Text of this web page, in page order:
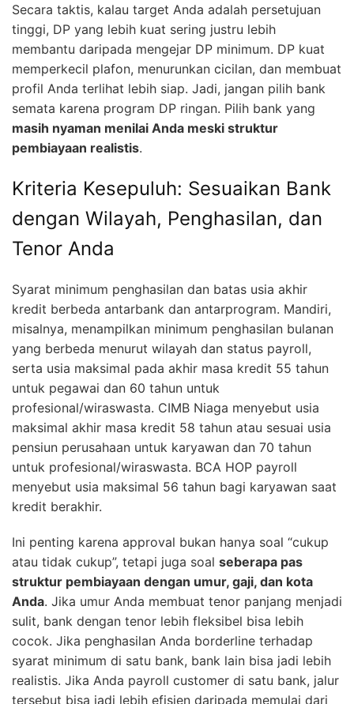
Secara taktis, kalau target Anda adalah persetujuan
tinggi, DP yang lebih kuat sering justru lebih
membantu daripada mengejar DP minimum. DP kuat
memperkecil plafon, menurunkan cicilan, dan membuat
profil Anda terlihat lebih siap. Jadi, jangan pilih bank
semata karena program DP ringan. Pilih bank yang
masih nyaman menilai Anda meski struktur
pembiayaan realistis.
Kriteria Kesepuluh: Sesuaikan Bank
dengan Wilayah, Penghasilan, dan
Tenor Anda
Syarat minimum penghasilan dan batas usia akhir
kredit berbeda antarbank dan antarprogram. Mandiri,
misalnya, menampilkan minimum penghasilan bulanan
yang berbeda menurut wilayah dan status payroll,
serta usia maksimal pada akhir masa kredit 55 tahun
untuk pegawai dan 60 tahun untuk
profesional/wiraswasta. CIMB Niaga menyebut usia
maksimal akhir masa kredit 58 tahun atau sesuai usia
pensiun perusahaan untuk karyawan dan 70 tahun
untuk profesional/wiraswasta. BCA HOP payroll
menyebut usia maksimal 56 tahun bagi karyawan saat
kredit berakhir.
Ini penting karena approval bukan hanya soal “cukup
atau tidak cukup”, tetapi juga soal seberapa pas
struktur pembiayaan dengan umur, gaji, dan kota
Anda. Jika umur Anda membuat tenor panjang menjadi
sulit, bank dengan tenor lebih fleksibel bisa lebih
cocok. Jika penghasilan Anda borderline terhadap
syarat minimum di satu bank, bank lain bisa jadi lebih
realistis. Jika Anda payroll customer di satu bank, jalur
tersebut bisa jadi lebih efisien daripada memulai dari